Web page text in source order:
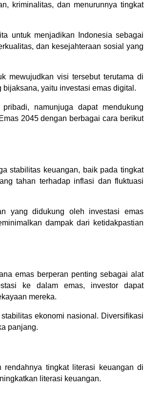
kriminalitas, dan menurunnya tingkat
untuk menjadikan Indonesia sebagai
dan kesejahteraan sosial yang
mewujudkan visi tersebut terutama di
yaitu investasi emas digital.
namunjuga dapat mendukung
2045 dengan berbagai cara berikut
stabilitas keuangan, baik pada tingkat
tahan terhadap inflasi dan fluktuasi
yang didukung oleh investasi emas
dampak dari ketidakpastian
emas berperan penting sebagai alat
ke dalam emas, investor dapat
mereka.
ekonomi nasional. Diversifikasi
panjang.
rendahnya tingkat literasi keuangan di
literasi keuangan.